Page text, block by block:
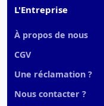
L'Entreprise
À propos de nous
CGV
Une réclamation ?
Nous contacter ?